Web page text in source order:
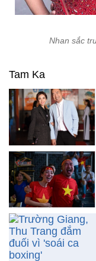
Nhan sắc
Tam Ka